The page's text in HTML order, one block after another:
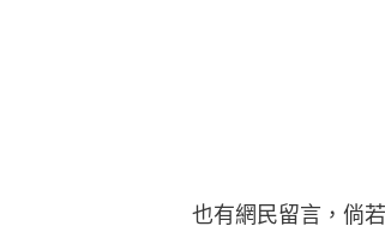
也有網民留言，倘